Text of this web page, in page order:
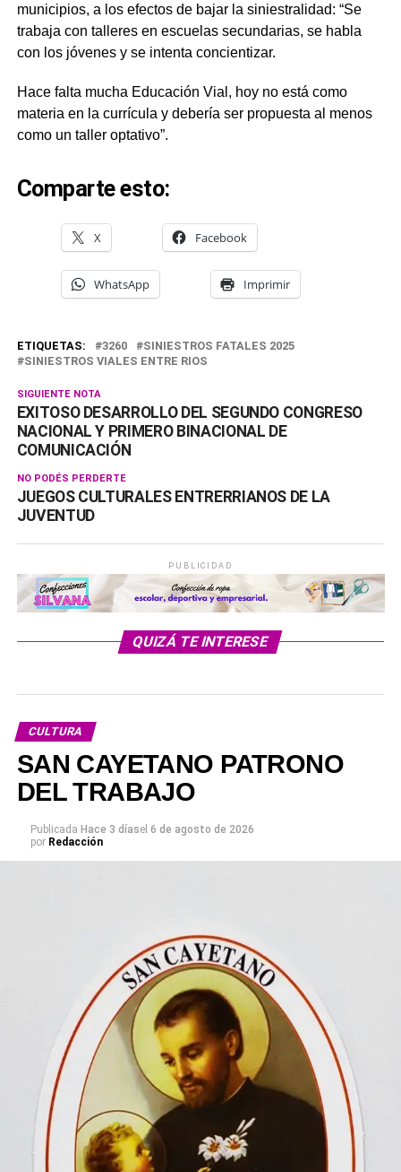
municipios, a los efectos de bajar la siniestralidad: “Se
trabaja con talleres en escuelas secundarias, se habla
con los jóvenes y se intenta concientizar.
Hace falta mucha Educación Vial, hoy no está como
materia en la currícula y debería ser propuesta al menos
como un taller optativo”.
Comparte esto:
X Facebook
WhatsApp Imprimir
ETIQUETAS: 3260
SINIESTROS FATALES 2025
SINIESTROS VIALES ENTRE RIOS
SIGUIENTE NOTA
EXITOSO DESARROLLO DEL SEGUNDO CONGRESO
NACIONAL Y PRIMERO BINACIONAL DE
COMUNICACIÓN
NO PODÉS PERDERTE
JUEGOS CULTURALES ENTRERRIANOS DE LA
JUVENTUD
PUBLICIDAD
QUIZÁ TE INTERESE
CULTURA
SAN CAYETANO PATRONO
DEL TRABAJO
Publicada Hace 3 díasel 6 de agosto de 2026
por Redacción